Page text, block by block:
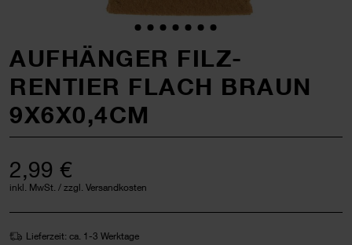
AUFHÄNGER FILZ-
RENTIER FLACH BRAUN
9X6X0,4CM
2,99 €
inkl. MwSt. / zzgl. Versandkosten
Lieferzeit: ca. 1-3 Werktage